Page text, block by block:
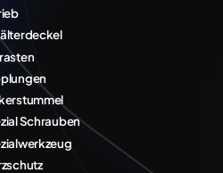
Schrauben